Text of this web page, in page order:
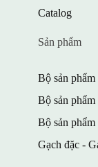
Catalog
Sản phẩm
Bộ sản
Bộ sản
Bộ sản
Gạch đặc -